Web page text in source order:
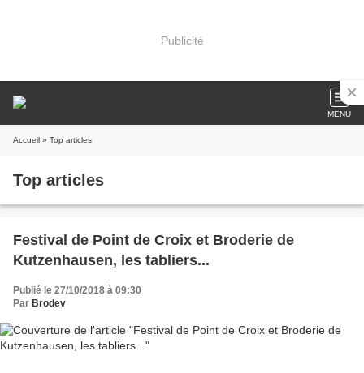
Publicité
MENU
Accueil » Top articles
Top articles
Festival de Point de Croix et Broderie de
Kutzenhausen, les tabliers...
Publié le 27/10/2018 à 09:30
Par Brodev